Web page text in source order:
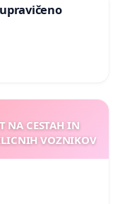
NA CESTAH IN
VOZNIKOV